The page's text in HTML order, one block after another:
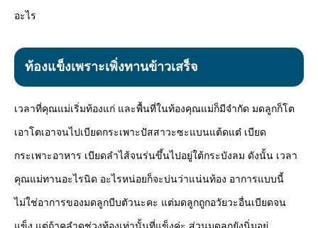
อะไร
ท้องแข็งเพราะเพิ่งทานข้าวเสร็จ
เวลาที่คุณแม่เริ่มท้องแก่ และพื้นที่ในท้องคุณแม่ก็มีจำกัด มดลูกก็โต
เอาโตเอาจนไปเบียดกระเพาะปัสสาวะซะแบนแต้ดแต๋ เบียด
กระเพาะอาหาร เบียดลำไส้จนร่นขึ้นไปอยู่ใต้กระบังลม ดังนั้น เวลา
คุณแม่ทานอะไรนิด อะไรหน่อยก็จะบ่นว่าแน่นท้อง อาการแบบนี้
ไม่ใช่อาการของมดลูกบีบตัวนะคะ แต่มดลูกถูกอวัยวะอื่นเบียดจน
แข็ง แต่ถ้าคลำดูช่วงท้องเท่านั้นที่แข็งค่ะ ส่วนมดลูกยังนิ่มอยู่